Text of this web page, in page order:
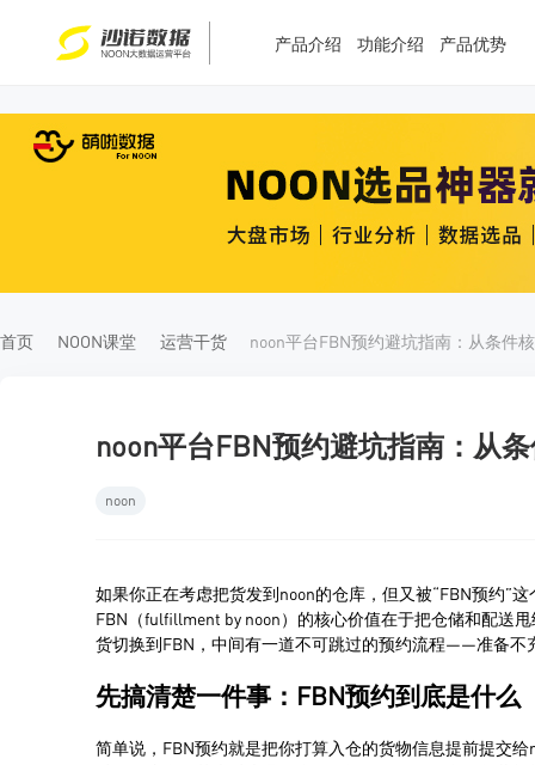
产品介绍 功能介绍 产品优势
首页 NOON课堂 运营干货
noon平台FBN预约避坑指南：从
noon